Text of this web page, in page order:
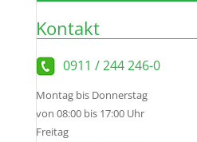
Kontakt
0911 / 244 246-0
Montag bis Donnerstag
von 08:00 bis 17:00 Uhr
Freitag